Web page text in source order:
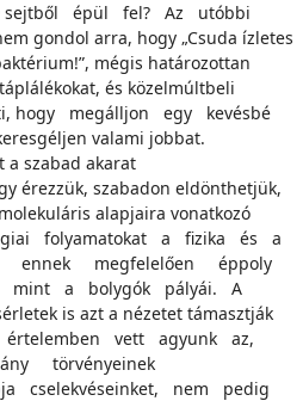
sejtből épül fel? Az utóbbi
gondol arra, hogy „Csuda ízletes
mégis határozottan
és közelmúltbeli
hogy megálljon egy kevésbé
valami jobbat.
a szabad akarat
érezzük, szabadon eldönthetjük,
alapjaira vonatkozó
folyamatokat a fizika és a
ennek megfelelően éppoly
mint a bolygók pályái. A
is azt a nézetet támasztják
vett agyunk az,
törvényeinek
cselekvéseinket, nem pedig